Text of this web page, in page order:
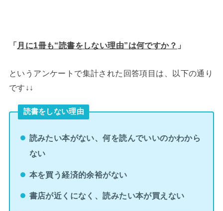
「 月に1冊も“読書をしない理由”は何ですか？ 」
というアンケートで集計された回答項目は、以下の通り
です↓↓
読書をしない理由
読みたい本がない、何を読んでいいのかわから
ない
本を買う経済的余裕がない
書店が近くになく、読みたい本が買えない